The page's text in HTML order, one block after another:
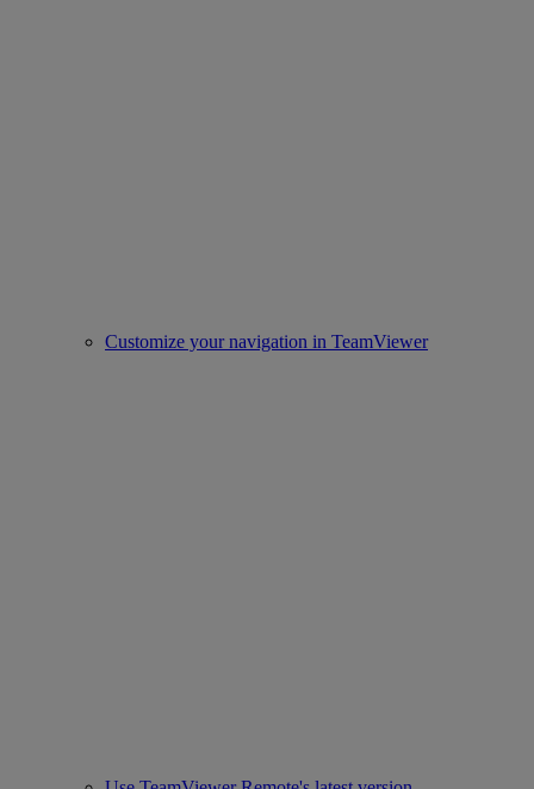
Customize your navigation in TeamViewer